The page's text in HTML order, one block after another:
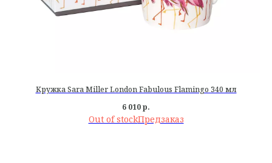
Кружка Sara Miller London Fabulous Flamingo 340 мл
6 010р.
Out of stock